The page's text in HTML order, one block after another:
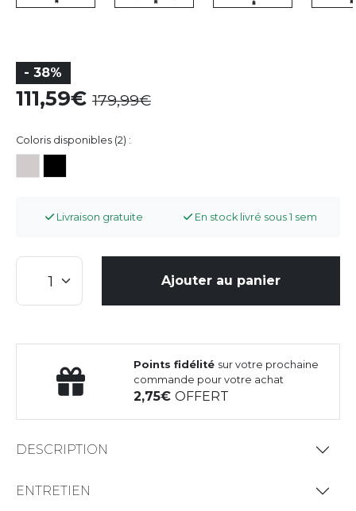
- 38%
111,59 179,99
Coloris disponibles (2) :
Livraison gratuite En stock livré sous 1 sem
Ajouter au panier
Points fidélité sur votre prochaine
commande pour votre achat
2,75OFFERT
DESCRIPTION
ENTRETIEN